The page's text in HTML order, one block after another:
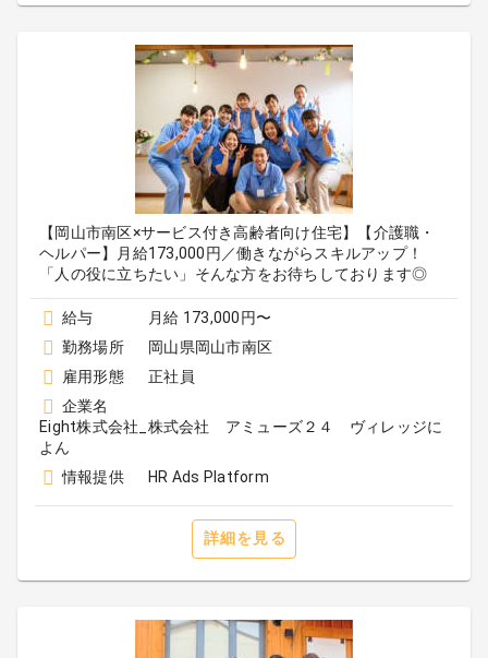
【岡山市南区×サービス付き高齢者向け住宅】【介護職・
ヘルパー】月給173,000円／働きながらスキルアップ！
「人の役に立ちたい」そんな方をお待ちしております◎
給与
月給 173,000円〜
勤務場所
岡山県岡山市南区
雇用形態
正社員
企業名
Eight株式会社_株式会社 アミューズ２４ ヴィレッジに
よん
情報提供
HR Ads Platform
詳細を見る